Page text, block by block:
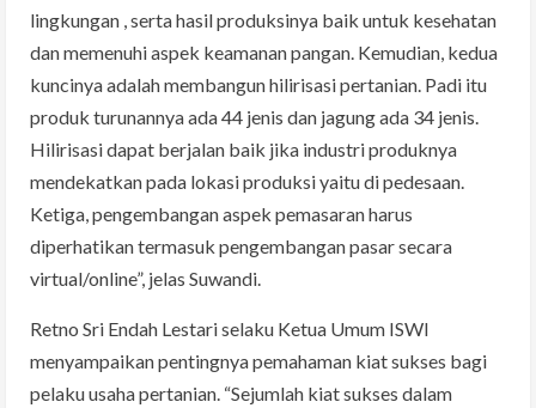
lingkungan , serta hasil produksinya baik untuk kesehatan
dan memenuhi aspek keamanan pangan. Kemudian, kedua
kuncinya adalah membangun hilirisasi pertanian. Padi itu
produk turunannya ada 44 jenis dan jagung ada 34 jenis.
Hilirisasi dapat berjalan baik jika industri produknya
mendekatkan pada lokasi produksi yaitu di pedesaan.
Ketiga, pengembangan aspek pemasaran harus
diperhatikan termasuk pengembangan pasar secara
virtual/online”, jelas Suwandi.
Retno Sri Endah Lestari selaku Ketua Umum ISWI
menyampaikan pentingnya pemahaman kiat sukses bagi
pelaku usaha pertanian. “Sejumlah kiat sukses dalam